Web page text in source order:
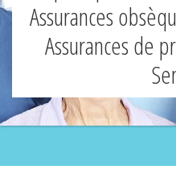
Assurances
Assurances de